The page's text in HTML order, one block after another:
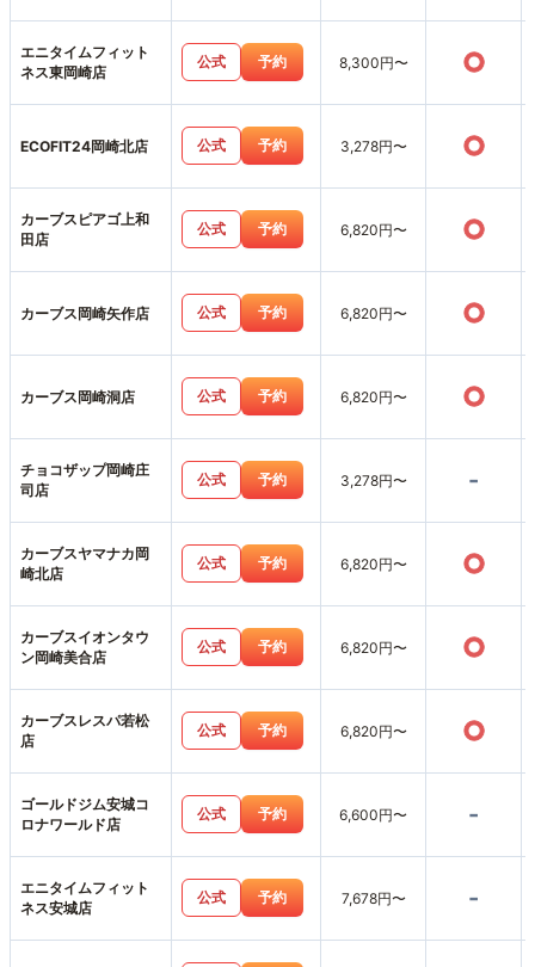
エニタイムフィット
ネス東岡崎店
公式 予約 8,300円〜 ○
ECOFIT24岡崎北店 公式 予約 3,278円〜 ○
カーブスピアゴ上和
田店
公式 予約 6,820円〜 ○
カーブス岡崎矢作店 公式 予約 6,820円〜 ○
カーブス岡崎洞店 公式 予約 6,820円〜 ○
チョコザップ岡崎庄
司店
公式 予約 3,278円〜 -
カーブスヤマナカ岡
崎北店
公式 予約 6,820円〜 ○
カーブスイオンタウ
ン岡崎美合店
公式 予約 6,820円〜 ○
カーブスレスパ若松
店
公式 予約 6,820円〜 ○
ゴールドジム安城コ
ロナワールド店
公式 予約 6,600円〜 -
エニタイムフィット
ネス安城店
公式 予約 7,678円〜 -